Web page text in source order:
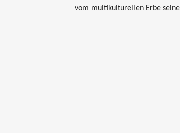
vom multikulturellen Erbe